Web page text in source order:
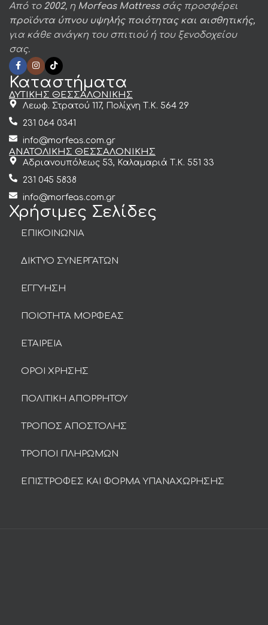
Από το2002, η Morfeas Mattressσάς προσφέρει
προϊόντα ύπνου υψηλής ποιότητας και αισθητικής,
για κάθε ανάγκη του σπιτιού ή του ξενοδοχείου
σας.
Καταστήματα
ΔΥΤΙΚΗΣ ΘΕΣΣΑΛΟΝΙΚΗΣ
Λεωφ. Στρατού 117, Πολίχνη Τ.Κ. 564 29
231 064 0341
info@morfeas.com.gr
ΑΝΑΤΟΛΙΚΗΣ ΘΕΣΣΑΛΟΝΙΚΗΣ
Αδριανουπόλεως 53, Καλαμαριά Τ.Κ. 551 33
231 045 5838
info@morfeas.com.gr
Χρήσιμες Σελίδες
ΕΠΙΚΟΙΝΩΝΙΑ
ΔΙΚΤΥΟ ΣΥΝΕΡΓΑΤΩΝ
ΕΓΓΥΗΣΗ
ΠΟΙΟΤΗΤΑ ΜΟΡΦΕΑΣ
ΕΤΑΙΡΕΙΑ
ΟΡΟΙ ΧΡΗΣΗΣ
ΠΟΛΙΤΙΚΗ ΑΠΟΡΡΗΤΟΥ
ΤΡΟΠΟΣ ΑΠΟΣΤΟΛΗΣ
ΤΡΟΠΟΙ ΠΛΗΡΩΜΩΝ
ΕΠΙΣΤΡΟΦΕΣ ΚΑΙ ΦΟΡΜΑ ΥΠΑΝΑΧΩΡΗΣΗΣ